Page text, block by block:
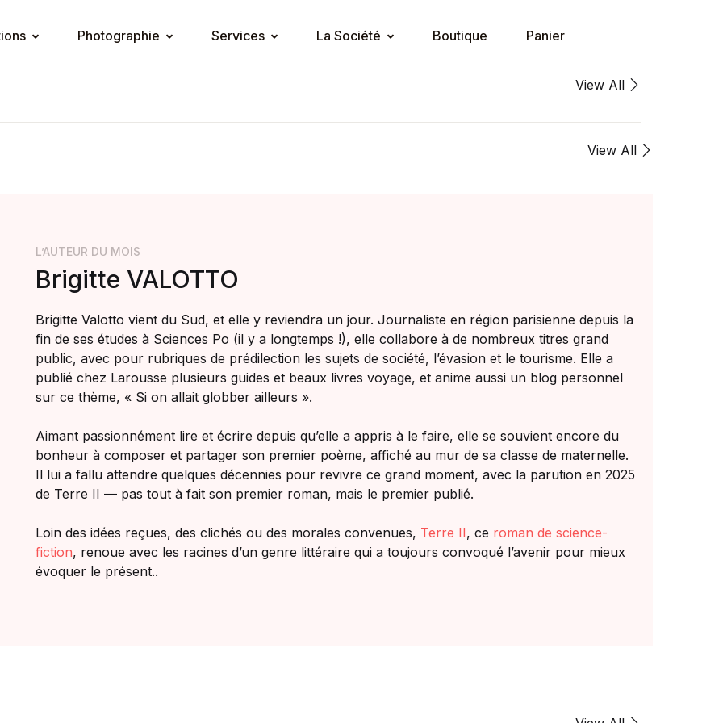
Photographie Services La Société Boutique Panier
View All
View All
L’AUTEUR DU MOIS
Brigitte VALOTTO
Brigitte Valotto vient du Sud, et elle y reviendra un jour. Journaliste en région parisienne depuis la
fin de ses études à Sciences Po (il y a longtemps !), elle collabore à de nombreux titres grand
public, avec pour rubriques de prédilection les sujets de société, l’évasion et le tourisme. Elle a
publié chez Larousse plusieurs guides et beaux livres voyage, et anime aussi un blog personnel
sur ce thème, « Si on allait globber ailleurs ».
Aimant passionnément lire et écrire depuis qu’elle a appris à le faire, elle se souvient encore du
bonheur à composer et partager son premier poème, affiché au mur de sa classe de maternelle.
Il lui a fallu attendre quelques décennies pour revivre ce grand moment, avec la parution en 2025
de Terre II — pas tout à fait son premier roman, mais le premier publié.
Loin des idées reçues, des clichés ou des morales convenues, Terre II, ce roman de science-
fiction, renoue avec les racines d’un genre littéraire qui a toujours convoqué l’avenir pour mieux
évoquer le présent..